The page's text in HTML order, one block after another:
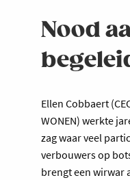
Nood
Ellen Cobbaert
WONEN) werkte
zag waar veel
verbouwers op
brengt een wirwar